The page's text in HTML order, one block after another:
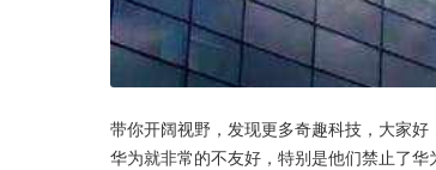
带你开阔视野，发现更多奇趣科技，大家
华为就非常的不友好，特别是他们禁止了